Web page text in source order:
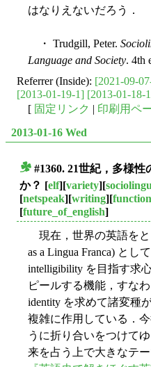
はなりえないだろう．
・ Trudgill, Peter.
Language and Society. 4th
Referrer (Inside): [2021-09-
[2013-01-19-1] [2013-01-18-
[ 固定リンク | 印刷用ペ
2013-01-16 Wed
#1360. 21世紀，多様
か？ [elf][variety][
[netspeak][writing][
[future_of_english]
現在，世界の英語をと
as a Lingua Franca) とし
intelligibility を目指す求
ピールする機能，すなわ
identity を求めて諸変種
複雑に作用している．
うに折り合いをつけて
来を占う上で大きなテ